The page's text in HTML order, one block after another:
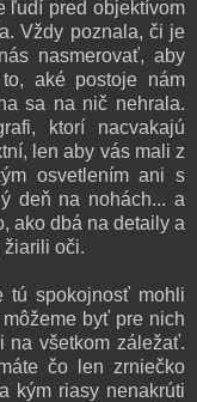
ľudí pred objektívom
Vždy poznala, či je
nasmerovať, aby
aké postoje nám
sa na nič nehrala.
ktorí nacvakajú
len aby vás mali z
osvetlením ani s
deň na nohách... a
ako dbá na detaily a
žiarili oči.
spokojnosť mohli
byť pre nich
na všetkom záležať.
čo len zrniečko
kým riasy nenakrúti